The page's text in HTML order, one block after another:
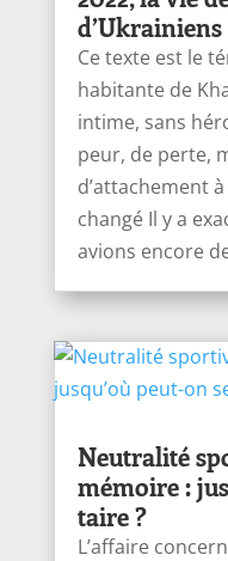
d’Ukrainiens
Ce texte est le
habitante de
intime, sans
peur, de perte,
d’attachement
changé Il y a
avions encore
Neutralité
mémoire :
taire ?
L’affaire